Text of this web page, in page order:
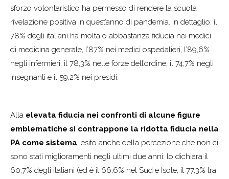
sforzo volontaristico ha permesso di rendere la scuola
rivelazione positiva in quest’anno di pandemia. In dettaglio: il
78% degli italiani ha molta o abbastanza fiducia nei medici
di medicina generale, l’87% nei medici ospedalieri, l’89,6%
negli infermieri, il 78,3% nelle forze dell’ordine, il 74,7% negli
insegnanti e il 59,2% nei presidi.
Alla elevata fiducia nei confronti di alcune figure
emblematiche si contrappone la ridotta fiducia nella
PA come sistema, esito anche della percezione che non ci
sono stati miglioramenti negli ultimi due anni: lo dichiara il
60,7% degli italiani (ed è il 66,6% nel Sud e Isole, il 77,3% tra